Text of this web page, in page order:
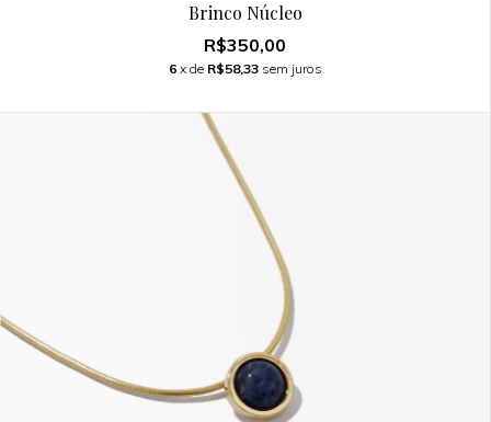
Brinco Núcleo
R$350,00
6 x de R$58,33 sem juros